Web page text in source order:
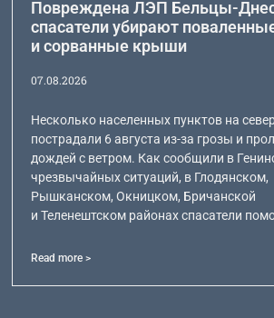
Повреждена ЛЭП Бельцы-
спасатели убирают
и сорванные крыши
07.08.2026
Несколько населенных пунктов на
пострадали 6 августа из-за грозы и
дождей с ветром. Как сообщили в
чрезвычайных ситуаций, в Глодянском,
Рышканском, Окницком, Бричанской
и Теленештском районах спасатели
Read more >